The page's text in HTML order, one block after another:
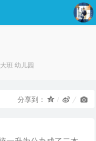
5
分
大班幼儿园
分享到：